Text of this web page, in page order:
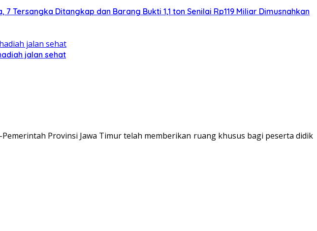
Ditangkap dan Barang Bukti 1,1 ton Senilai Rp119 Miliar Dimusnahkan
jalan sehat
Provinsi Jawa Timur telah memberikan ruang khusus bagi peserta didik